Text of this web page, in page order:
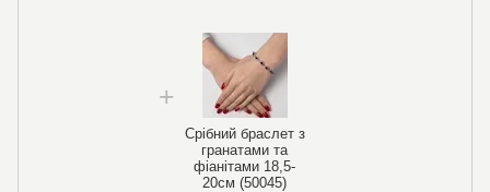
Срібний браслет з
гранатами та
фіанітами 18,5-
20см (50045)